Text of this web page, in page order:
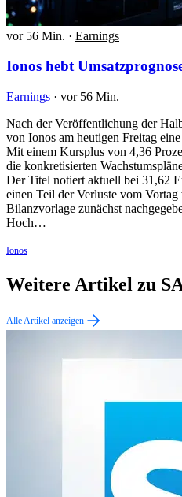
vor 56 Min. · Earnings
Ionos hebt
Earnings · vor 56 Min.
Nach der Veröffentlichung der
von Ionos am heutigen Freitag
Mit einem Kursplus von 4,36
die konkretisierten
Der Titel notiert aktuell bei 31,62
einen Teil der Verluste vom
Bilanzvorlage zunächst
Hoch…
Ionos
Weitere Artikel zu
Alle Artikel anzeigen